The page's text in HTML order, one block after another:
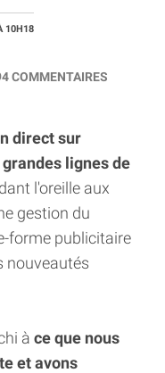
10H18
COMMENTAIRES
direct sur
lignes de
l'oreille aux
gestion du
forme publicitaire
nouveautés
à ce que nous
et avons